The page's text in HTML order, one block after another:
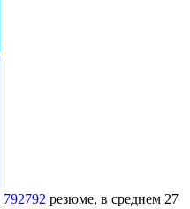
792792 резюме, в среднем 27